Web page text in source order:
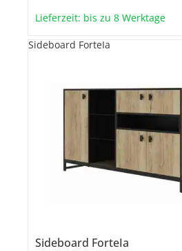
Lieferzeit: bis zu 8 Werktage
Sideboard ForteIa
Sideboard ForteIa